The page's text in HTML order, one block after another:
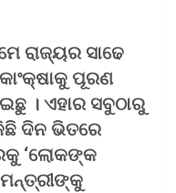
ରାଜ୍ୟର ସାଢେ
ପୂରଣ
। ଏହାର ସବୁଠାରୁ
ଦିନ ଭିତରେ
‘ଲୋକଙ୍କ